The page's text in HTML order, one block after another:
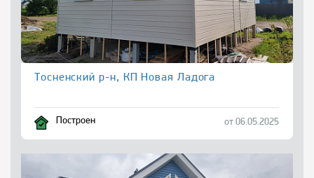
Тосненский р-н, КП Новая Ладога
Построен от 06.05.2025